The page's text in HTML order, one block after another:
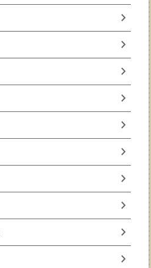
chevron_right
chevron_right
chevron_right
chevron_right
chevron_right
chevron_right
chevron_right
chevron_right
chevron_right
chevron_right